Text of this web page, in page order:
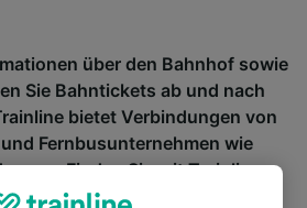
über den Bahnhof sowie
Sie Bahntickets ab und nach
bietet Verbindungen von
Fernbusunternehmen wie
an. Finden Sie mit Trainline
ab Morengo-Bariano.